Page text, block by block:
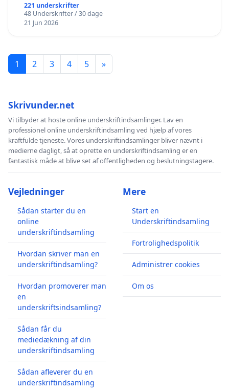
221 underskrifter
48 Underskrifter / 30 dage
21 Jun 2026
1 2 3 4 5 »
Skrivunder.net
Vi tilbyder at hoste online underskriftindsamlinger. Lav en
professionel online underskriftindsamling ved hjælp af vores
kraftfulde tjeneste. Vores underskriftindsamlinger bliver nævnt i
medierne dagligt, så at oprette en underskriftindsamling er en
fantastisk måde at blive set af offentligheden og beslutningstagere.
Vejledninger
Sådan starter du en
online
underskriftindsamling
Hvordan skriver man en
underskriftindsamling?
Hvordan promoverer man
en
underskriftsindsamling?
Sådan får du
mediedækning af din
underskriftindsamling
Sådan afleverer du en
underskriftindsamling
Mere
Start en
Underskriftindsamling
Fortrolighedspolitik
Administrer cookies
Om os